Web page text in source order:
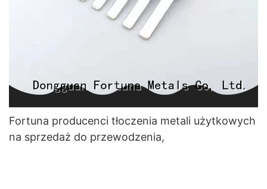
Fortuna producenci tłoczenia metali użytkowych
na sprzedaż do przewodzenia,